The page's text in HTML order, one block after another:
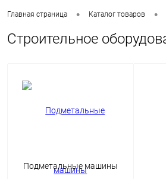
Главная страница • Каталог товаров •
Строительное
Подметальные машины